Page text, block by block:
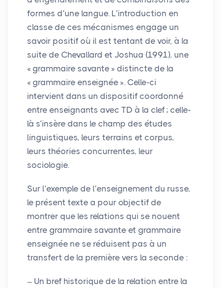
formes d’une langue. L’introduction en
classe de ces mécanismes engage un
savoir positif où il est tentant de voir, à la
suite de Chevallard et Joshua (1991), une
« grammaire savante » distincte de la
« grammaire enseignée ». Celle-ci
intervient dans un dispositif coordonné
entre enseignants avec TD à la clef ; celle-
là s’insère dans le champ des études
linguistiques, leurs terrains et corpus,
leurs théories concurrentes, leur
sociologie.
Sur l’exemple de l’enseignement du russe,
le présent texte a pour objectif de
montrer que les relations qui se nouent
entre grammaire savante et grammaire
enseignée ne se réduisent pas à un
transfert de la première vers la seconde :
Un bref historique de la relation entre la